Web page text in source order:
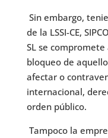
Sin embargo,
de la LSSI-CE,
SL se
bloqueo de
afectar o
internacional,
orden público.
Tampoco la